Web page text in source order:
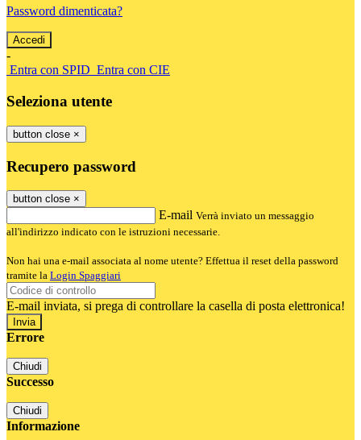
Password dimenticata?
-
Entra con SPID Entra con CIE
Seleziona utente
button close ×
Recupero password
button close ×
E-mail Verrà inviato un messaggio
all'indirizzo indicato con le istruzioni necessarie.
Non hai una e-mail associata al nome utente? Effettua il reset della password
tramite la Login Spaggiari
E-mail inviata, si prega di controllare la casella di posta elettronica!
Errore
Chiudi
Successo
Chiudi
Informazione